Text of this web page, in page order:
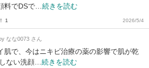
料でDSで… 続きを読む
1 2026/5/4
なな0073 さん
肌で、今はニキビ治療の薬の影響で肌が乾
ない洗顔… 続きを読む